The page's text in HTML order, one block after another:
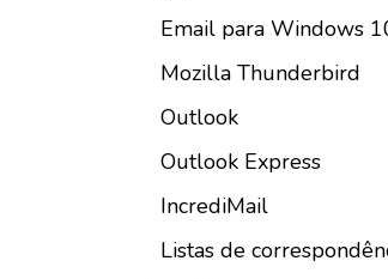
Email para Windows
Mozilla Thunderbird
Outlook
Outlook Express
IncrediMail
Listas de